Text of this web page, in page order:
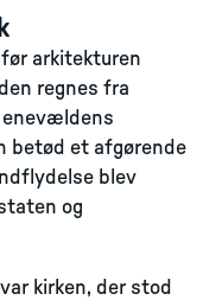
før arkitekturen
regnes fra
enevældens
betød et afgørende
blev
og
kirken, der stod